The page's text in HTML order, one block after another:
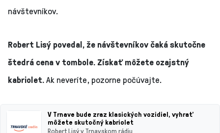
návštevníkov.
Robert Lisý povedal, že návštevníkov čaká skutočne
štedrá cena v tombole. Získať môžete ozajstný
kabriolet.Ak neveríte, pozorne počúvajte.
V Trnave bude zraz klasických vozidiel, vyhrať
môžete skutočný kabriolet
Robert Lisý v Trnavskom rádiu